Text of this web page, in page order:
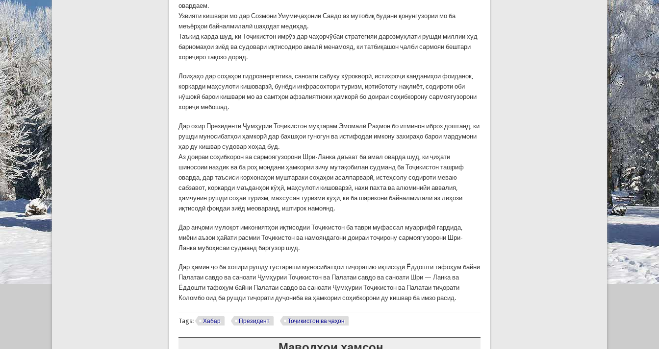
овардаем.
Узвияти кишвари мо дар Созмони Умумиҷаҳонии Савдо аз мутобиқ будани қонунгузории мо ба
меъёрҳои байналмилалӣ шаҳодат медиҳад.
Таъкид карда шуд, ки Тоҷикистон имрӯз дар чаҳорчӯбаи стратегияи дарозмуҳлати рушди миллии худ
барномаҳои зиёд ва судовари иқтисодиро амалӣ менамояд, ки татбиқашон ҷалби сармояи бештари
хориҷиро тақозо дорад.
Лоиҳаҳо дар соҳаҳои гидроэнергетика, саноати сабуку хӯрокворӣ, истихроҷи канданиҳои фоиданок,
коркарди маҳсулоти кишоварзӣ, бунёди инфрасохтори туризм, иртибототу нақлиёт, содироти оби
нӯшокӣ барои кишвари мо аз самтҳои афзалиятноки ҳамкорӣ бо доираи соҳибкорону сармоягузорони
хориҷӣ мебошад.
Дар охир Президенти Ҷумҳурии Тоҷикистон муҳтарам Эмомалӣ Раҳмон бо итминон иброз доштанд, ки
рушди муносибатҳои ҳамкорӣ дар бахшҳои гуногун ва истифодаи имкону захираҳо барои мардумони
ҳар ду кишвар судовар хоҳад буд.
Аз доираи соҳибкорон ва сармоягузорони Шри-Ланка даъват ба амал оварда шуд, ки ҷиҳати
шиносоии наздик ва ба роҳ мондани ҳамкории зичу мутақобилан судманд ба Тоҷикистон ташриф
оварда, дар таъсиси корхонаҳои муштараки соҳаҳои асалпарварӣ, истеҳсолу содироти меваю
сабзавот, коркарди маъданҳои кӯҳӣ, маҳсулоти кишоварзӣ, нахи пахта ва алюминийи аввалия,
ҳамчунин рушди соҳаи туризм, махсусан туризми кӯҳӣ, ки ба шарикони байналмилалӣ аз лиҳози
иқтисодӣ фоидаи зиёд меоваранд, иштирок намоянд.
Дар анҷоми мулоқот имкониятҳои иқтисодии Тоҷикистон ба таври муфассал муаррифӣ гардида,
миёни аъзои ҳайати расмии Тоҷикистон ва намояндагони доираи тоҷирону сармоягузорони Шри-
Ланка мубоҳисаи судманд баргузор шуд.
Дар ҳамин ҷо ба хотири рушду густариши муносибатҳои тиҷоратию иқтисодӣ Ёддошти тафоҳум байни
Палатаи савдо ва саноати Ҷумҳурии Тоҷикистон ва Палатаи савдо ва саноати Шри — Ланка ва
Ёддошти тафоҳум байни Палатаи савдо ва саноати Ҷумҳурии Тоҷикистон ва Палатаи тиҷорати
Коломбо оид ба рушди тиҷорати дуҷониба ва ҳамкории соҳибкорони ду кишвар ба имзо расид.
Tags: Хабар Президент Тоҷикистон ва ҷаҳон